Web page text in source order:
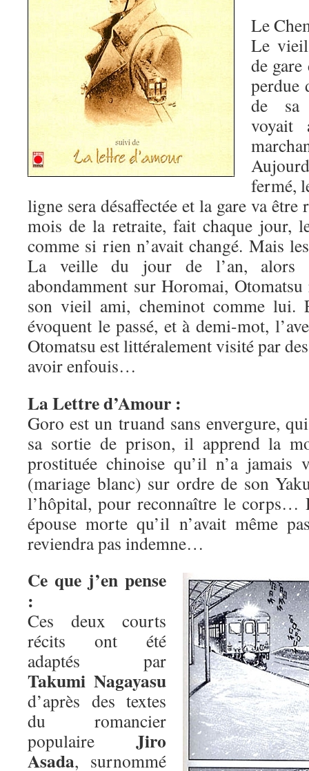
Le
Le
de
perdue
de sa
voyait
fermé,
ligne sera désaffectée et la gare va être
mois de la retraite, fait chaque jour,
comme si rien n’avait changé. Mais
La veille du jour de l’an, alors
abondamment sur Horomai,
son vieil ami, cheminot comme lui.
évoquent le passé, et à demi-mot,
Otomatsu est littéralement visité par
avoir enfouis…
La Lettre d’Amour :
Goro est un truand sans envergure,
sa sortie de prison, il apprend la
prostituée chinoise qu’il n’a jamais
(mariage blanc) sur ordre de son
l’hôpital, pour reconnaître le corps…
épouse morte qu’il n’avait même
reviendra pas indemne…
Ce que j’en pense
:
Ces deux courts
récits ont été
adaptés par
Takumi Nagayasu
d’après des textes
du romancier
populaire Jiro
Asada, surnommé